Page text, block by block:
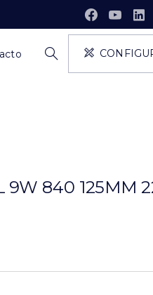
9W 840 125MM